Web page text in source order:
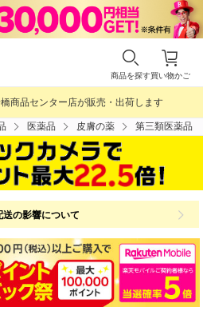
買い物かご
商品を探す
商品センター店が販売・出荷します
医薬品 皮膚の薬 第三類医薬品
の影響について